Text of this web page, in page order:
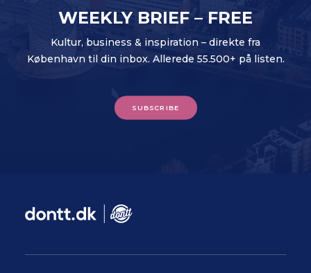
WEEKLY BRIEF – FREE
Kultur, business & inspiration – direkte fra
København til din inbox. Allerede 55.500+ på listen.
SUBSCRIBE